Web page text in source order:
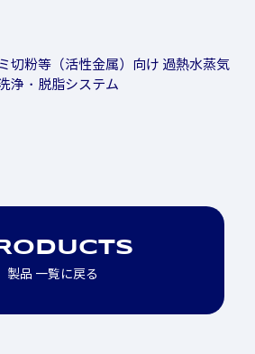
切粉等（活性金属）向け 過熱水蒸気
・脱脂システム
製品 一覧に戻る